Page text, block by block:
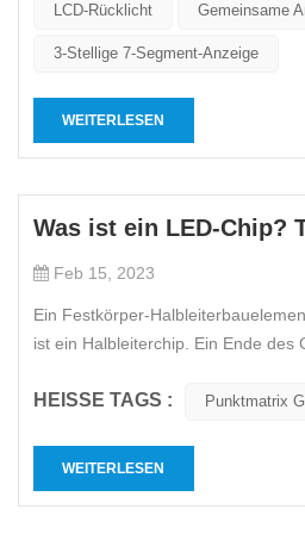
LCD-Rücklicht Gemeinsame
3-Stellige 7-Segment-Anzeige
WEITERLESEN
Was ist ein LED-Chip?
Feb 15, 2023
Ein Festkörper-
ist ein Halbleiterchip. Ein Ende des
Ende ist mit dem Pluspol der
HEISSE TAGS : Punktmatrix
WEITERLESEN